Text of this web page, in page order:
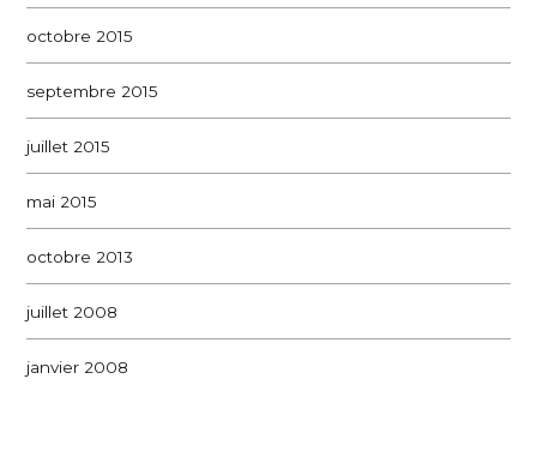
octobre 2015
septembre 2015
juillet 2015
mai 2015
octobre 2013
juillet 2008
janvier 2008